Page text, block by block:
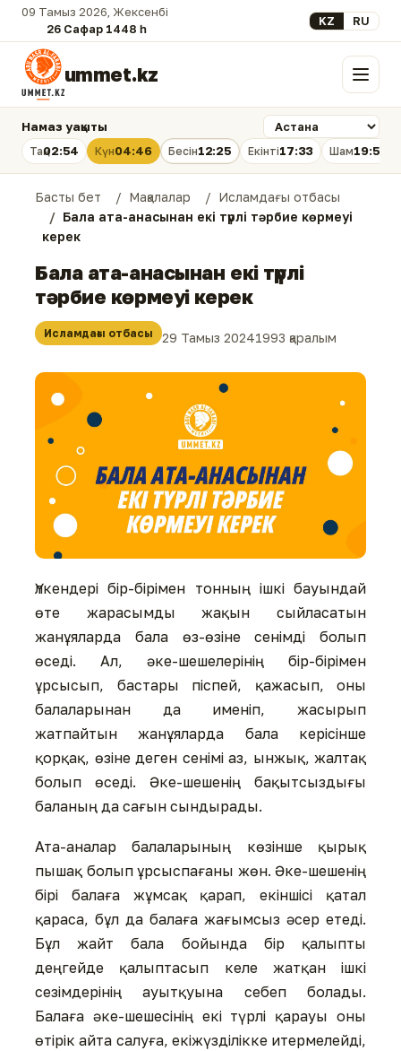
09 Тамыз 2026, Жексенбі
26 Сафар 1448 һ.
Select your
KZ RU
ummet.kz Мәзір
Намаз уақыты
Таң02:54 Күн04:46 Бесін12:25 Екінті17:33 Шам19:53
Басты бет Мақалалар
Исламдағы отбасы
Бала ата-анасынан екі түрлі тәрбие көрмеуі
керек
Бала ата-анасынан екі түрлі
тәрбие көрмеуі керек
Исламдағы отбасы 29 Тамыз 20241993 қаралым
Үлкендері бір-бірімен тонның ішкі бауындай
өте жарасымды жақын сыйласатын
жанұяларда бала өз-өзіне сенімді болып
өседі. Ал, әке-шешелерінің бір-бірімен
ұрсысып, бастары піспей, қажасып, оны
балаларынан да именіп, жасырып
жатпайтын жанұяларда бала керісінше
қорқақ, өзіне деген сенімі аз, ынжық, жалтақ
болып өседі. Әке-шешенің бақытсыздығы
баланың да сағын сындырады.
Ата-аналар балаларының көзінше қырық
пышақ болып ұрсыспағаны жөн. Әке-шешенің
бірі балаға жұмсақ қарап, екіншісі қатал
қараса, бұл да балаға жағымсыз әсер етеді.
Бұл жайт бала бойында бір қалыпты
деңгейде қалыптасып келе жатқан ішкі
сезімдерінің ауытқуына себеп болады.
Балаға әке-шешесінің екі түрлі қарауы оны
өтірік айта салуға, екіжүзділікке итермелейді,